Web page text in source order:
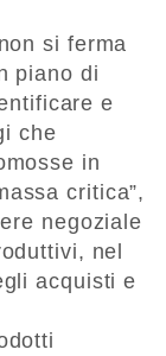
si ferma
piano di
e
che
in
critica”,
negoziale
nel
acquisti e